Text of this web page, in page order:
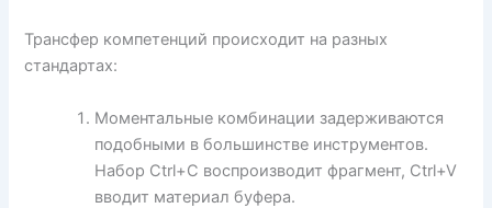
Трансфер компетенций происходит на разных
стандартах:
Моментальные комбинации задерживаются
подобными в большинстве инструментов.
Набор Ctrl+C воспроизводит фрагмент, Ctrl+V
вводит материал буфера.